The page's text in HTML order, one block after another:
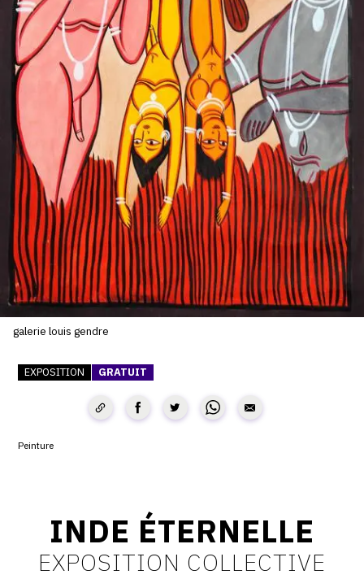
SERVICES
CRÉER SON CATALOGUE RAISONNÉ
ABONNEMENTS DÉDIÉS AUX GALERISTES
CRÉER SON SITE ARTISTE
CRÉER SON CATALOGUE D'EXPO
PUBLIER SES EXPOSITIONS
DEVENIR CONTRIBUTEUR
À PROPOS
CGU
SUIVEZ-NOUS
INSTAGRAM
galerie louis gendre
EXPOSITION GRATUIT
Peinture
INDE ÉTERNELLE
EXPOSITION COLLECTIVE